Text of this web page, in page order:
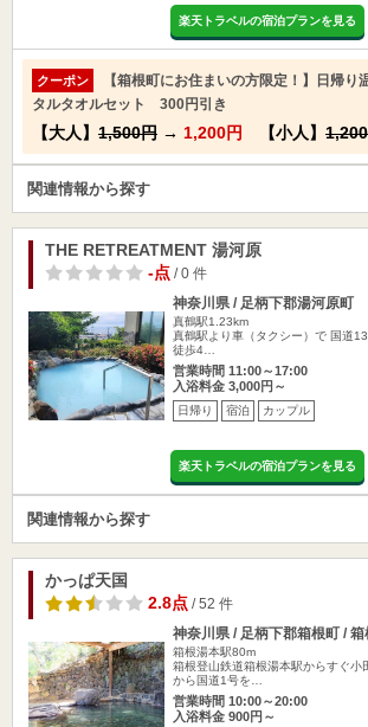
楽天トラベルの宿泊プランを見る
クーポン
【箱根町にお住まいの方限定！】日帰り
タルタオルセット 300円引き
【大人】 1,500円 → 1,200円 【小人】
関連情報から探す
THE RETREATMENT 湯河原
-点 / 0 件
神奈川県 / 足柄下郡湯河原町
真鶴駅1.23km
真鶴駅より車（タクシー）で 国道
徒歩4…
営業時間 11:00～17:00
入浴料金 3,000円～
日帰り 宿泊 カップル
楽天トラベルの宿泊プランを見る
関連情報から探す
かっぱ天国
2.8点 / 52 件
神奈川県 / 足柄下郡箱根町 /
箱根湯本駅80m
箱根登山鉄道箱根湯本駅からすぐ小
から国道1号を…
営業時間 10:00～20:00
入浴料金 900円～